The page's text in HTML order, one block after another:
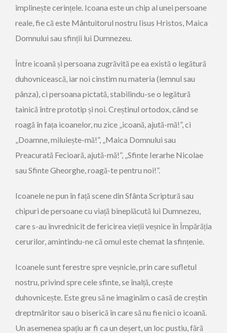
împlinește cerințele. Icoana este un chip al unei persoane
reale, fie că este Mântuitorul nostru Iisus Hristos, Maica
Domnului sau sfinții lui Dumnezeu.
Între icoană și persoana zugrăvită pe ea există o legătură
duhovnicească, iar noi cinstim nu materia (lemnul sau
pânza), ci persoana pictată, stabilindu-se o legătură
tainică între prototip și noi. Creștinul ortodox, când se
roagă în fața icoanelor, nu zice „icoană, ajută-mă!”, ci
„Doamne, miluiește-mă!”, „Maica Domnului sau
Preacurată ­Fecioară, ajută-mă!”, „Sfinte ­Ierarhe ­Nicolae
sau Sfinte Gheor­ghe, roagă-te pentru noi!”.
Icoanele ne pun în față scene din Sfânta Scriptură sau
chipuri de persoane cu viață bineplăcută lui Dumnezeu,
care s-au învrednicit de fericirea vieții veșnice în Împărăția
cerurilor, amintindu-ne că omul este chemat la sfințenie.
Icoanele sunt ferestre spre veșnicie, prin care sufletul
nostru, privind spre cele sfinte, se înalță, crește
duhovnicește. Este greu să ne imaginăm o casă de creștin
dreptmăritor sau o biserică în care să nu fie nici o icoană.
Un asemenea spațiu ar fi ca un deșert, un loc pustiu, fără